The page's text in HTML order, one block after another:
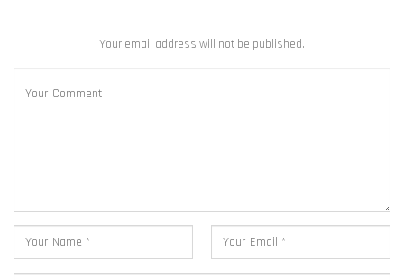
Your email address will not be published.